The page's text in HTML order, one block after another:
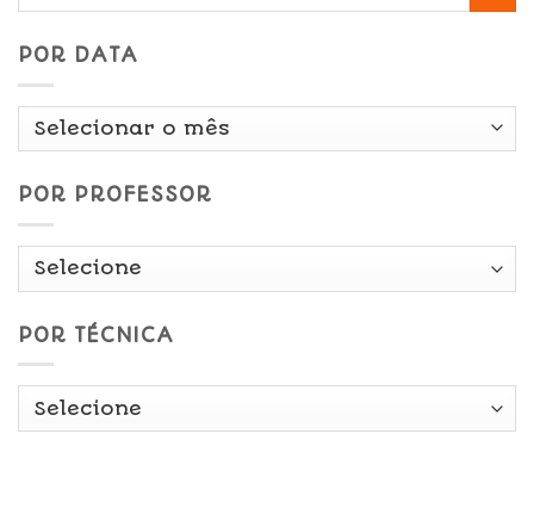
POR DATA
Por
POR PROFESSOR
POR TÉCNICA